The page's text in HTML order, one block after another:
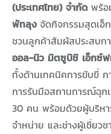
(ประเทศไทย) จำกัด พร้อ
พัทลุงจัดกิจกรรมสุดเอ็
ชวนลูกค้าสัมผัสประสบก
ออล-นิว มิตซูบิชิ เอ็กซ์ฟ
ทั้งด้านเทคนิคการขับขี่ ก
การรับมือสถานการณ์ฉุก
30 คน พร้อมด้วยผู้บริหา
จำหน่าย และช่างผู้เชี่ยว